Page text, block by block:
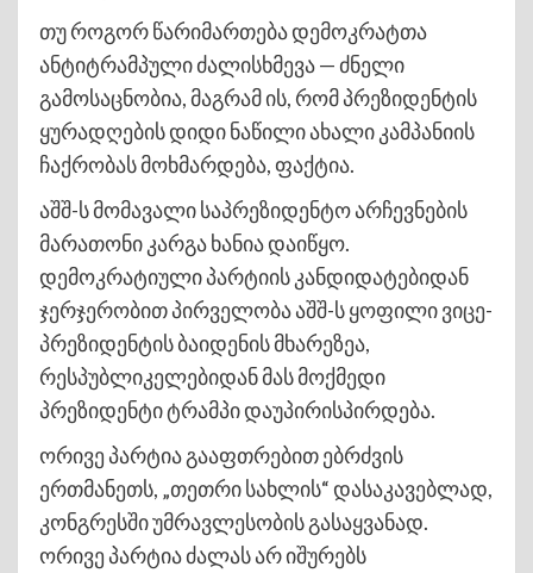
თუ როგორ წარიმართება დემოკრატთა
ანტიტრამპული ძალისხმევა — ძნელი
გამოსაცნობია, მაგრამ ის, რომ პრეზიდენტის
ყურადღების დიდი ნაწილი ახალი კამპანიის
ჩაქრობას მოხმარდება, ფაქტია.
აშშ-ს მომავალი საპრეზიდენტო არჩევნების
მარათონი კარგა ხანია დაიწყო.
დემოკრატიული პარტიის კანდიდატებიდან
ჯერჯერობით პირველობა აშშ-ს ყოფილი ვიცე-
პრეზიდენტის ბაიდენის მხარეზეა,
რესპუბლიკელებიდან მას მოქმედი
პრეზიდენტი ტრამპი დაუპირისპირდება.
ორივე პარტია გააფთრებით ებრძვის
ერთმანეთს, „თეთრი სახლის“ დასაკავებლად,
კონგრესში უმრავლესობის გასაყვანად.
ორივე პარტია ძალას არ იშურებს